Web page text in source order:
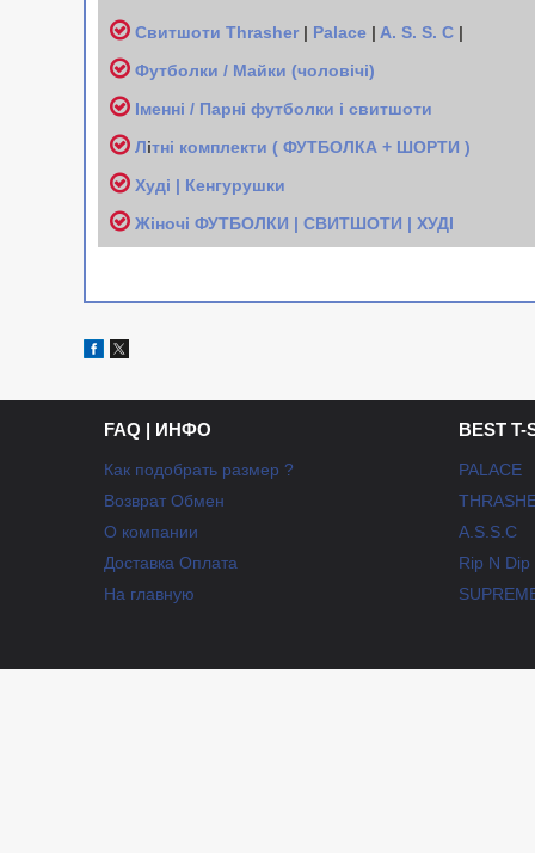
Свитшоти Thrasher | Palace | A. S. S. C |
Футболки / Майки (чоловічі)
Іменні / Парні футболки і свитшоти
Літні комплекти ( ФУТБОЛКА + ШОРТИ )
Худі | Кенгурушки
Жіночі ФУТБОЛКИ | СВИТШОТИ | ХУДІ
FAQ | ИНФО
Как подобрать размер ?
Возврат Обмен
О компании
Доставка Оплата
На главную
BEST T-
PALACE
A.S.S.C
Rip N Dip